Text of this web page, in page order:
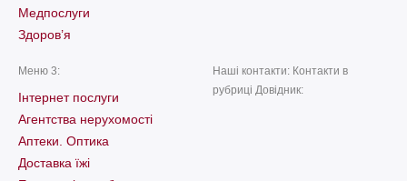
Медпослуги
Здоров’я
Меню 3:
Інтернет послуги
Агентства нерухомості
Аптеки. Оптика
Доставка їжі
Наші контакти: Контакти в
рубриці Довідник: